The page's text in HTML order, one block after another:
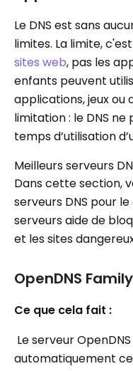
Le DNS est sans
limites. La limite,
sites web, pas les
enfants peuvent
applications, jeux ou
limitation : le DNS
temps d’utilisation
Meilleurs serveurs
Dans cette section,
serveurs DNS pour
serveurs aide de
et les sites
OpenDNS
Ce que cela fait :
Le serveur
automatiquement